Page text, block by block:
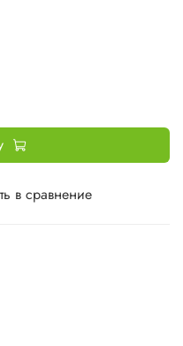
в сравнение